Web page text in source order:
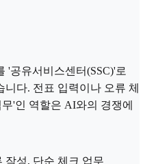
'공유서비스센터(SSC)'로
다. 전표 입력이나 오류 체
'인 역할은 AI와의 경쟁에
작성, 단순 체크 업무